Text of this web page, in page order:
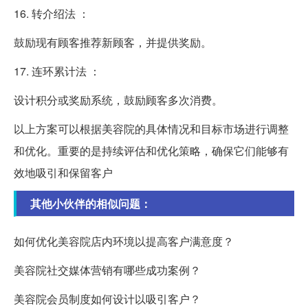
16. 转介绍法 ：
鼓励现有顾客推荐新顾客，并提供奖励。
17. 连环累计法 ：
设计积分或奖励系统，鼓励顾客多次消费。
以上方案可以根据美容院的具体情况和目标市场进行调整
和优化。重要的是持续评估和优化策略，确保它们能够有
效地吸引和保留客户
其他小伙伴的相似问题：
如何优化美容院店内环境以提高客户满意度？
美容院社交媒体营销有哪些成功案例？
美容院会员制度如何设计以吸引客户？